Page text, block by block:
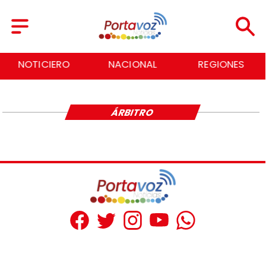
NOTICIERO NACIONAL REGIONES
ÁRBITRO